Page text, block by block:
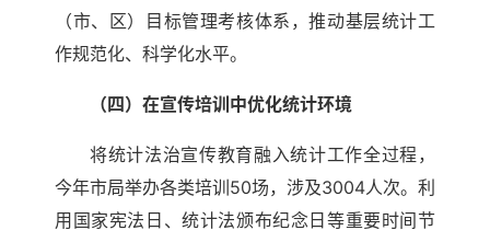
（市、区）目标管理考核体系，推动基层统计工
作规范化、科学化水平。
（四）在宣传培训中优化统计环境
将统计法治宣传教育融入统计工作全过程，
今年市局举办各类培训50场，涉及3004人次。利
用国家宪法日、统计法颁布纪念日等重要时间节